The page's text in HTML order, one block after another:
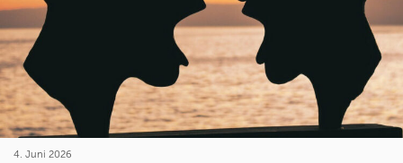
4. Juni 2026